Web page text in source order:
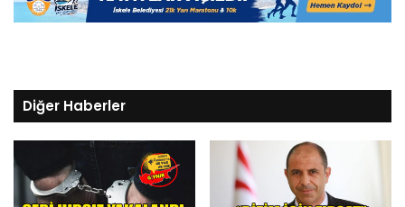
Diğer Haberler